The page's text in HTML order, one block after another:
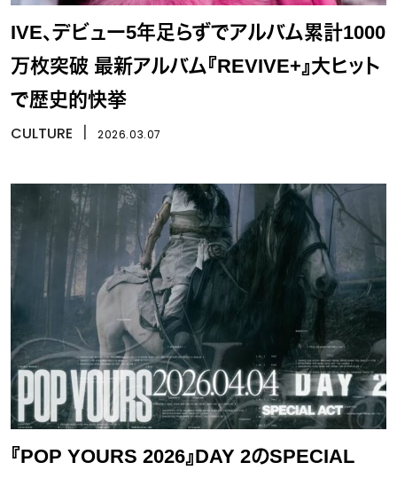
IVE、デビュー5年足らずでアルバム累計1000
万枚突破 最新アルバム『REVIVE+』大ヒット
で歴史的快挙
CULTURE 2026.03.07
『POP YOURS 2026』DAY 2のSPECIAL